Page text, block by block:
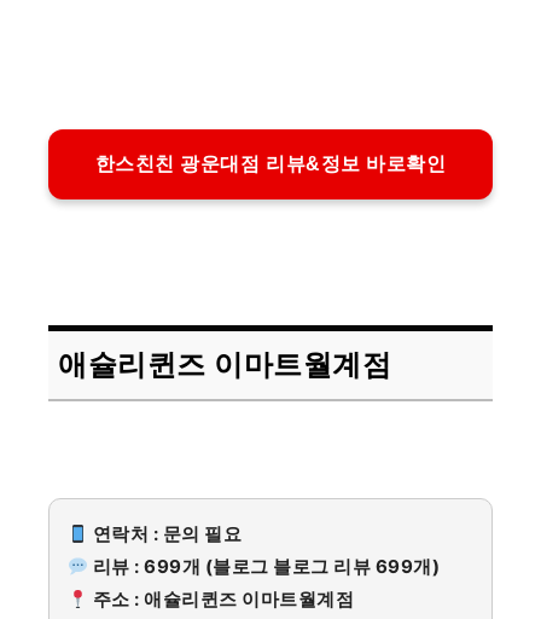
한스친친 광운대점 리뷰&정보 바로확인
애슐리퀸즈 이마트월계점
연락처 : 문의 필요
리뷰 : 699개 (블로그 블로그 리뷰 699개)
주소 : 애슐리퀸즈 이마트월계점